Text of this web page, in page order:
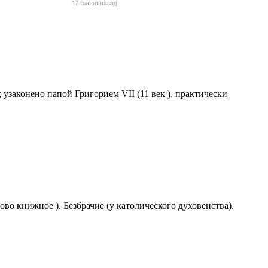
женщин и
страны),
узаконено папой Григорием VII (11 век ), практически
книжное ). Безбрачие (у католического духовенства).